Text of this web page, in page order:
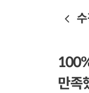
100
만족